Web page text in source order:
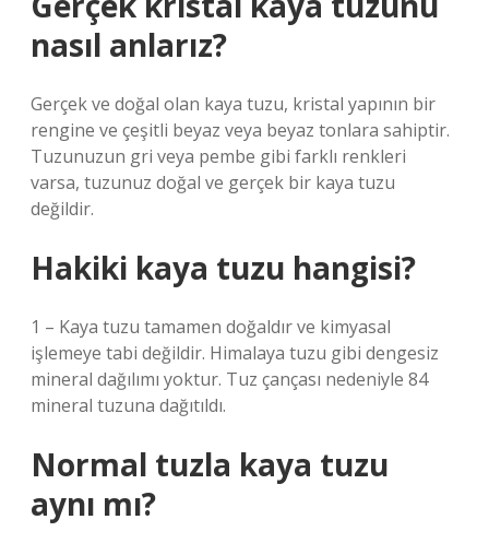
nasıl anlarız?
Gerçek ve doğal olan kaya tuzu, kristal yapının bir
rengine ve çeşitli beyaz veya beyaz tonlara sahiptir.
Tuzunuzun gri veya pembe gibi farklı renkleri
varsa, tuzunuz doğal ve gerçek bir kaya tuzu
değildir.
Hakiki kaya tuzu hangisi?
1 – Kaya tuzu tamamen doğaldır ve kimyasal
işlemeye tabi değildir. Himalaya tuzu gibi dengesiz
mineral dağılımı yoktur. Tuz çançası nedeniyle 84
mineral tuzuna dağıtıldı.
Normal tuzla kaya tuzu
aynı mı?